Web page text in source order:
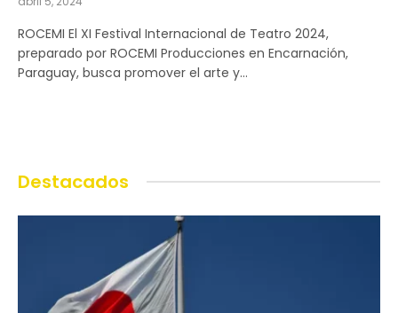
ROCEMI El XI Festival Internacional de Teatro 2024,
preparado por ROCEMI Producciones en Encarnación,
Paraguay, busca promover el arte y…
Destacados